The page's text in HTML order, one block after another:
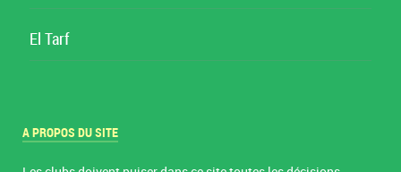
El Tarf
A PROPOS DU SITE